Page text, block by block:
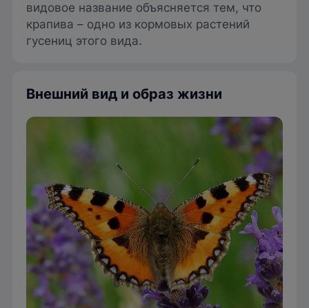
видовое название объясняется тем, что
крапива – одно из кормовых растений
гусениц этого вида.
Внешний вид и образ жизни